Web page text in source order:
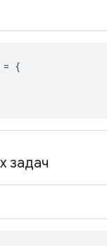
= {
задач